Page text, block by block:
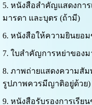
5. หนังสือสำคัญแสดงกา
มารดา และบุตร (ถ้ามี)
6. หนังสือให้ความยินยอม
7. ใบสำคัญการหย่าของม
8. ภาพถ่ายแสดงความสั
รูปภาพควรมีญาติอยู่ด้วย)
9. หนังสือรับรองการเรีย